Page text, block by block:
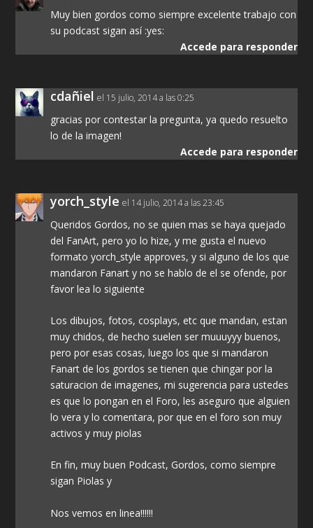
Muy bien gordos como siempre excelente trabajo con
su podcast sigan así :yes:
Accede para responder
cdañiel el 15 julio, 2014 a las 0:25
gracias por contestar la pregunta, ya quedo resuelto
lo de la imagen!
Accede para responder
yorch_style el 14 julio, 2014 a las 23:45
Queridos Gordos, no se quien mas se haya quejado
del FanArt, pero yo lo hize, y me gusta el nuevo
formato yorch_style approves, y si alguno de los que
mandaron Fanart y no se hablo de el se ofende, por
favor lea lo siguiente
Los dibujos, fotos, cosplays, etc que mandan, estan
muy chidos, de hecho suelen ser muuuyyy buenos,
pero por esas cosas, luego los que si mandaron
Fanart de los gordos se tienen que chingar por la
saturacion de imagenes, mi sugerencia para ustedes
es que lo pongan en el Foro, les aseguro que alguien
lo vera y lo comentara, por que en el foro son muy
activos y muy piolas
En fin, muy buen Podcast, Gordos, como siempre
sigan Piolas y
Nos vemos en linea!!!!!!